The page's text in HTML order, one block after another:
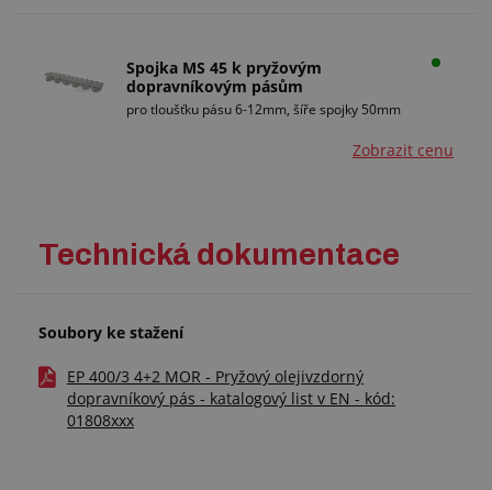
Spojka MS 45 k pryžovým
dopravníkovým pásům
pro tloušťku pásu 6-12mm, šíře spojky 50mm
Zobrazit cenu
Technická dokumentace
Soubory ke stažení
EP 400/3 4+2 MOR - Pryžový olejivzdorný
dopravníkový pás - katalogový list v EN - kód:
01808xxx